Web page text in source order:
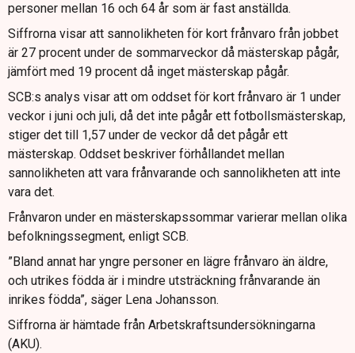
personer mellan 16 och 64 år som är fast anställda.
Siffrorna visar att sannolikheten för kort frånvaro från jobbet
är 27 procent under de sommarveckor då mästerskap pågår,
jämfört med 19 procent då inget mästerskap pågår.
SCB:s analys visar att om oddset för kort frånvaro är 1 under
veckor i juni och juli, då det inte pågår ett fotbollsmästerskap,
stiger det till 1,57 under de veckor då det pågår ett
mästerskap. Oddset beskriver förhållandet mellan
sannolikheten att vara frånvarande och sannolikheten att inte
vara det.
Frånvaron under en mästerskapssommar varierar mellan olika
befolkningssegment, enligt SCB.
”Bland annat har yngre personer en lägre frånvaro än äldre,
och utrikes födda är i mindre utsträckning frånvarande än
inrikes födda”, säger Lena Johansson.
Siffrorna är hämtade från Arbetskraftsundersökningarna
(AKU).